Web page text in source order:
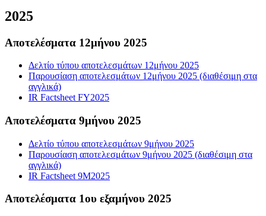
2025
Αποτελέσματα 12μήνου 2025
Δελτίο τύπου αποτελεσμάτων 12μήνου 2025
Παρουσίαση αποτελεσμάτων 12μήνου 2025 (διαθέσιμη στα
αγγλικά)
IR Factsheet FY2025
Αποτελέσματα 9μήνου 2025
Δελτίο τύπου αποτελεσμάτων 9μήνου 2025
Παρουσίαση αποτελεσμάτων 9μήνου 2025 (διαθέσιμη στα
αγγλικά)
IR Factsheet 9M2025
Αποτελέσματα 1ου εξαμήνου 2025